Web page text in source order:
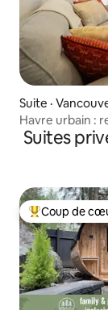
Suite ·
Havre urbain :
Suites
Coup de cœur
Coup de